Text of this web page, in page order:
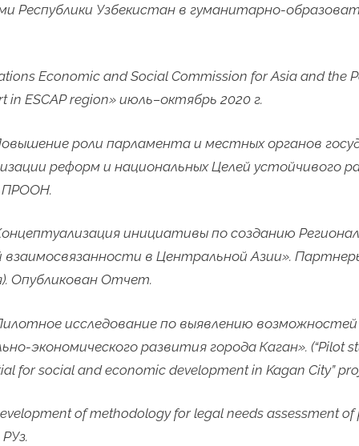
Республики Узбекистан в гуманитарно-
Economic and Social Commission for Asia and the
in ESCAP region»июль–октябрь 2020 г.
роли парламента и местных органов
реформ и национальных Целей устойчивого
ПРООН.
инициативы по созданию
в Центральной Азии».
Опубликован Отчет.
исследование по выявлению
экономического развития города Каган». (“Pilot
for social and economic development in Kagan City”
of methodology for legal needs assessment